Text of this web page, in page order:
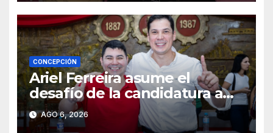
CONCEPCIÓN
Ariel Ferreira asume el
desafío de la candidatura a
concejal tras la renuncia de
Lourdes Carduz
AGO 6, 2026